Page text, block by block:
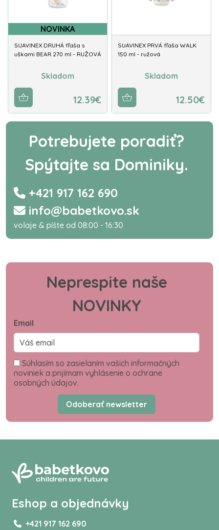
NOVINKA
SUAVINEX DRUHÁ fľaša s
uškami BEAR 270 ml - RUŽOVÁ
Skladom
12.39€
SUAVINEX PRVÁ fľaša WALK
150 ml - ružová
Skladom
12.50€
Potrebujete poradiť?
Spýtajte sa Dominiky.
+421 917 162 690
info@babetkovo.sk
volaje & píšte od 08:00 - 16:30
Neprespite naše
NOVINKY
Email
Súhlasím so zasielaním vašich informačných
noviniek a prijímam vyhlásenie o ochrane
osobných údajov.
Odoberať newsletter
Eshop a objednávky
+421 917 162 690